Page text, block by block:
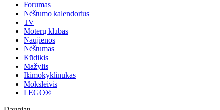
Forumas
Nėštumo kalendorius
TV
Moterų klubas
Naujienos
Nėštumas
Kūdikis
Mažylis
Ikimokyklinukas
Moksleivis
LEGO®